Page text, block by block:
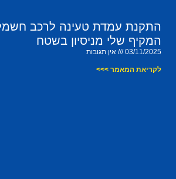
התקנת עמדת טעינה לרכב
המקיף שלי מניסיון בשטח
03/11/2025 אין תגובות
לקריאת המאמר >>>